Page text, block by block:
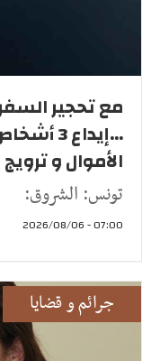
مع تحجير
الأموال و
تونس: الشروق:
07:00 - 2026/08/06
جرائم و قضايا